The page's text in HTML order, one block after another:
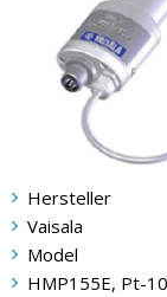
Hersteller
Vaisala
Model
HMP155E, Pt-